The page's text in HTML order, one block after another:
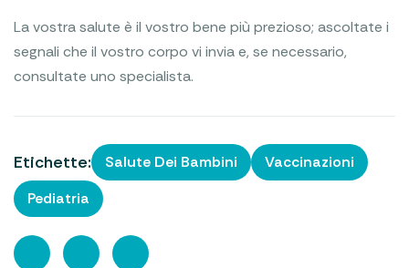
La vostra salute è il vostro bene più prezioso; ascoltate i
segnali che il vostro corpo vi invia e, se necessario,
consultate uno specialista.
Etichette: Salute Dei Bambini
Vaccinazioni
Pediatria